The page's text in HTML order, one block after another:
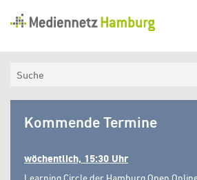
Hamburg
Aktuelles
Medienkompetenzfonds
Hamburg
Kommende Termine
wöchentlich, 15:30 Uhr
Learning Circle der Hamburg Open